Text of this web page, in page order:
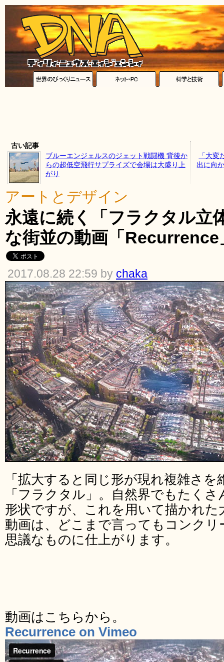
古い記事
ブルーエンジェルスのジェット戦闘機 背後か
らの超低空飛行サプライズで会場は大盛り上
がり
「大
出に向
アートとデザイン
永遠に続く「フラクタル立
な街並の動画「Recurrence
2017.08.28 22:59 by chaka
「拡大すると同じ形が現れ複雑さ
「フラクタル」。自然界でもたく
形状ですが、これを用いて描かれ
動画は、どこまで言ってもコンク
思議なものに仕上がります。
動画はこちらから。
Recurrence on Vimeo